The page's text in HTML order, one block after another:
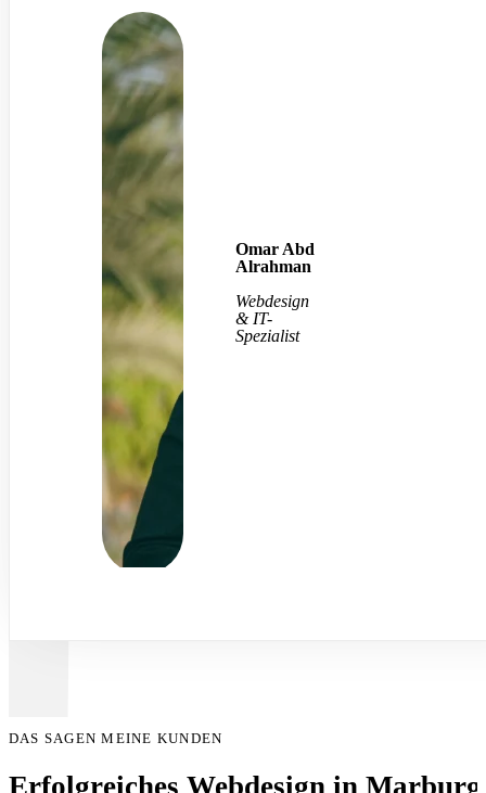
Omar Abd
Alrahman
Webdesign
& IT-
Spezialist
Erfolgreiches Webdesign in Marburg
DAS SAGEN MEINE KUNDEN